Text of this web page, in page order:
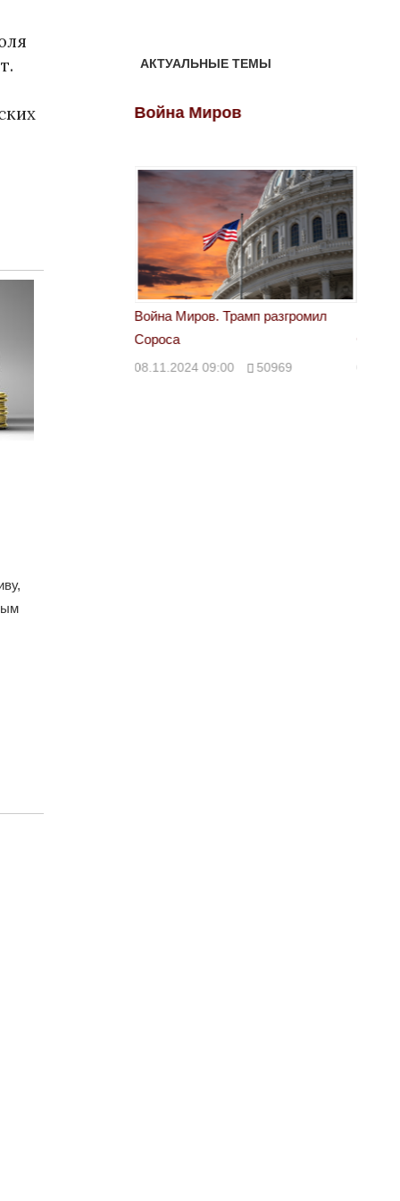
АКТУАЛЬНЫЕ ТЕМЫ
Война Миров
Война Миров. Трамп разгромил
Сороса
08.11.2024 09:00 50969